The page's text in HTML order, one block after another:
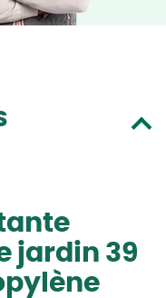
jardin 39